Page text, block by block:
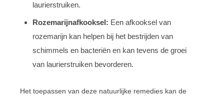
laurierstruiken.
Rozemarijnafkooksel: Een afkooksel van
rozemarijn kan helpen bij het bestrijden van
schimmels en bacteriën en kan tevens de groei
van laurierstruiken bevorderen.
Het toepassen van deze natuurlijke remedies kan de